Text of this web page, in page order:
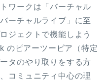
ワークは「バーチャル
ーチャルライブ」に至
ジェクトで機能しよう
のピアーツーピア（特定
タのやり取りをする方
コミュニティ中心の理